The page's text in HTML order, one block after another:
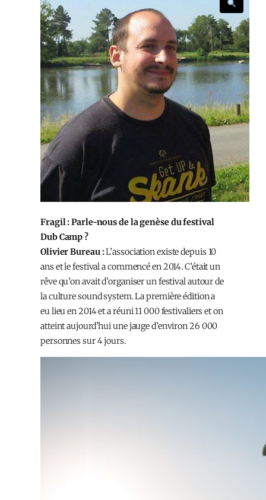
Fragil : Parle-nous de la genèse du festival
Dub Camp ?
Olivier Bureau :L’association existe depuis 10
ans et le festival a commencé en 2014. C’était un
rêve qu’on avait d’organiser un festival autour de
la culture sound system. La première édition a
eu lieu en 2014 et a réuni 11 000 festivaliers et on
atteint aujourd’hui une jauge d’environ 26 000
personnes sur 4 jours.